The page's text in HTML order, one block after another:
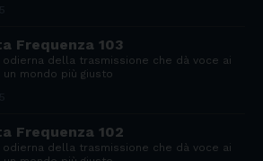
Frequenza 103
odierna della trasmissione che dà voce ai
un mondo più giusto
Frequenza 102
odierna della trasmissione che dà voce ai